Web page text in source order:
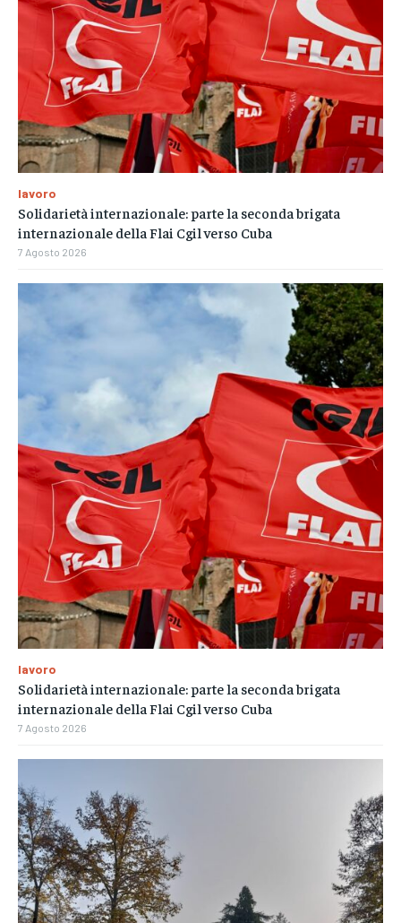
lavoro
Solidarietà internazionale: parte la seconda brigata
internazionale della Flai Cgil verso Cuba
7 Agosto 2026
lavoro
Solidarietà internazionale: parte la seconda brigata
internazionale della Flai Cgil verso Cuba
7 Agosto 2026